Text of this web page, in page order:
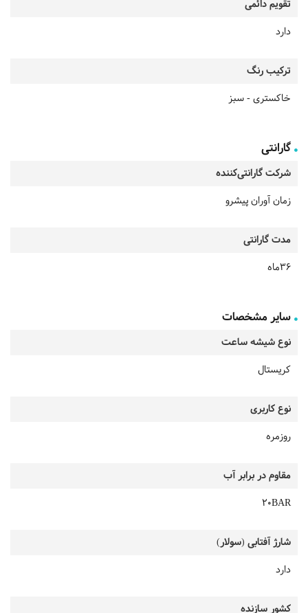
تقویم دائمی
دارد
ترکیب رنگ
خاکستری - سبز
گارانتی
شرکت گارانتی‌کننده
زمان آوران پیشرو
مدت گارانتی
36ماه
سایر مشخصات
نوع شیشه ساعت
کریستال
نوع کاربری
روزمره
مقاوم در برابر آب
20BAR
شارژ آفتابی (سولار)
دارد
کشور سازنده